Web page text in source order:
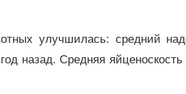
улучшилась: средний
назад. Средняя